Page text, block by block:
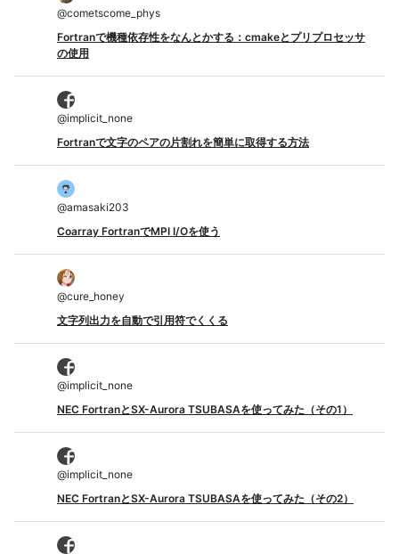
@cometscome_phys
Fortranで機種依存性をなんとかする：cmakeとプリプロセッサ
の使用
@implicit_none
Fortranで文字のペアの片割れを簡単に取得する方法
@amasaki203
Coarray FortranでMPI I/Oを使う
@cure_honey
文字列出力を自動で引用符でくくる
@implicit_none
NEC FortranとSX-Aurora TSUBASAを使ってみた（その1）
@implicit_none
NEC FortranとSX-Aurora TSUBASAを使ってみた（その2）